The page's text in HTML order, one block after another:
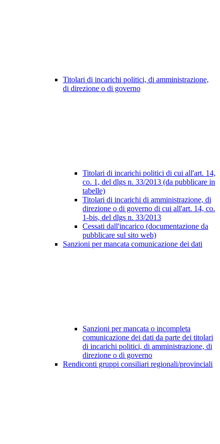
Titolari di incarichi politici, di amministrazione,
di direzione o di governo
Titolari di incarichi politici di cui all'art. 14,
co. 1, del dlgs n. 33/2013 (da pubblicare in
tabelle)
Titolari di incarichi di amministrazione, di
direzione o di governo di cui all'art. 14, co.
1-bis, del dlgs n. 33/2013
Cessati dall'incarico (documentazione da
pubblicare sul sito web)
Sanzioni per mancata comunicazione dei dati
Sanzioni per mancata o incompleta
comunicazione dei dati da parte dei titolari
di incarichi politici, di amministrazione, di
direzione o di governo
Rendiconti gruppi consiliari regionali/provinciali